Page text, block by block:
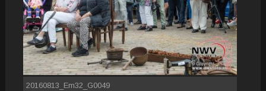
20160813_Em32_G0049